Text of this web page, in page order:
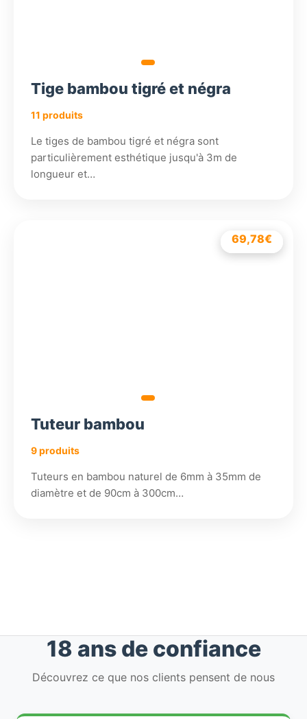
Tige bambou tigré et négra
11 produits
Le tiges de bambou tigré et négra sont
particulièrement esthétique jusqu'à 3m de
longueur et…
64,98€
69,78€
45,78€
3,04€
Tuteur bambou
9 produits
Tuteurs en bambou naturel de 6mm à 35mm de
diamètre et de 90cm à 300cm…
18 ans de confiance
Découvrez ce que nos clients pensent de nous